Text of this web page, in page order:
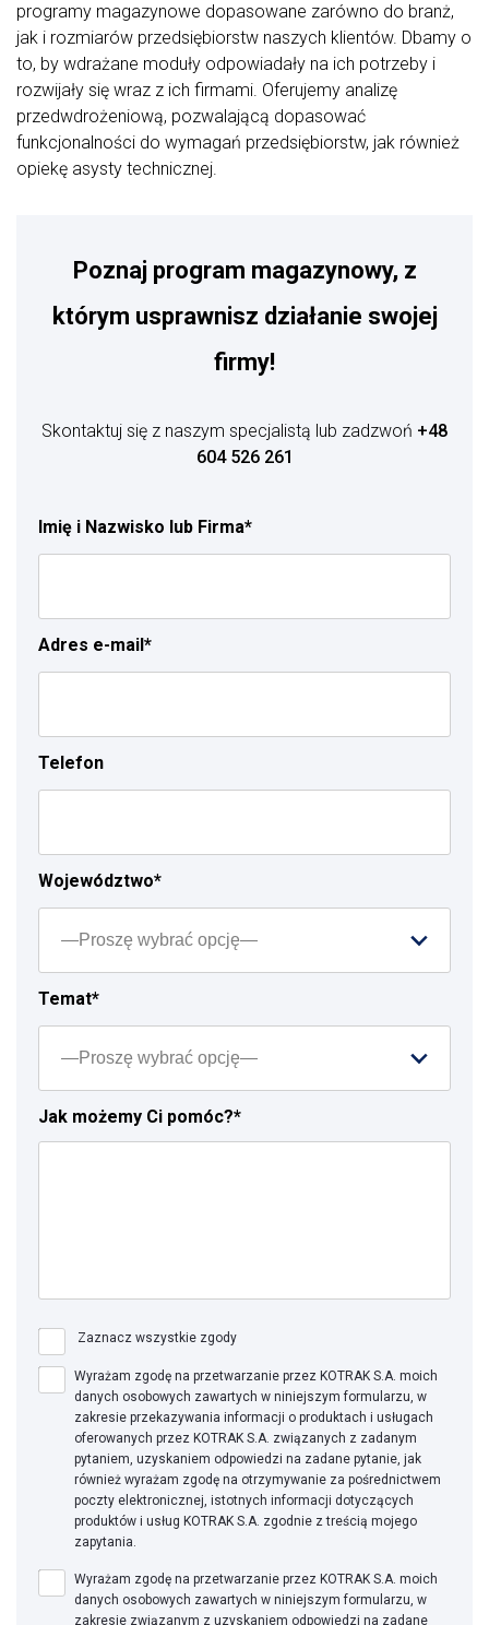
programy magazynowe dopasowane zarówno do branż,
jak i rozmiarów przedsiębiorstw naszych klientów. Dbamy o
to, by wdrażane moduły odpowiadały na ich potrzeby i
rozwijały się wraz z ich firmami. Oferujemy analizę
przedwdrożeniową, pozwalającą dopasować
funkcjonalności do wymagań przedsiębiorstw, jak również
opiekę asysty technicznej.
Poznaj program magazynowy, z
którym usprawnisz działanie swojej
firmy!
Skontaktuj się z naszym specjalistą lub zadzwoń +48
604 526 261
Imię i Nazwisko lub Firma*
Adres e-mail*
Telefon
Województwo*
Temat*
Jak możemy Ci pomóc?*
Zaznacz wszystkie zgody
Wyrażam zgodę na przetwarzanie przez KOTRAK S.A. moich
danych osobowych zawartych w niniejszym formularzu, w
zakresie przekazywania informacji o produktach i usługach
oferowanych przez KOTRAK S.A. związanych z zadanym
pytaniem, uzyskaniem odpowiedzi na zadane pytanie, jak
również wyrażam zgodę na otrzymywanie za pośrednictwem
poczty elektronicznej, istotnych informacji dotyczących
produktów i usług KOTRAK S.A. zgodnie z treścią mojego
zapytania.
Wyrażam zgodę na przetwarzanie przez KOTRAK S.A. moich
danych osobowych zawartych w niniejszym formularzu, w
zakresie związanym z uzyskaniem odpowiedzi na zadane